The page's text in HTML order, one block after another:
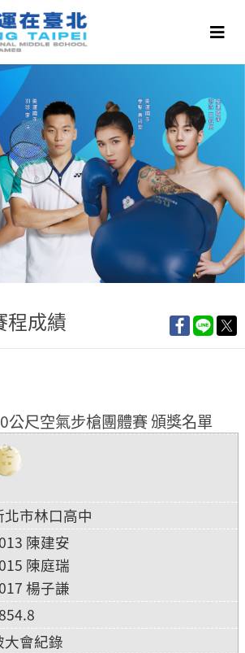
程成績
公尺空氣步槍團體賽 頒獎名單
北市林口高中
陳建安
陳庭瑞
楊子謙
大會紀錄